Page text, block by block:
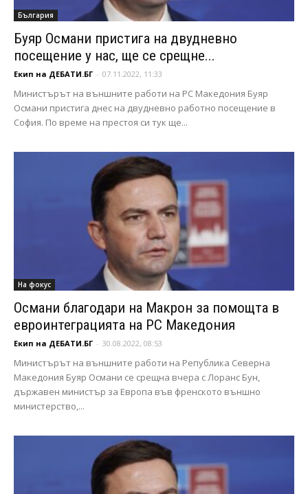
България
Буяр Османи пристига на двудневно
посещение у нас, ще се срещне...
Екип на ДЕБАТИ.БГ - 07.11.2022, 11:33
Министърът на външните работи на РС Македония Буяр
Османи пристига днес на двудневно работно посещение в
София. По време на престоя си тук ще...
На фокус
Османи благодари на Макрон за помощта в
евроинтеграцията на РС Македония
Екип на ДЕБАТИ.БГ - 30.08.2022, 08:53
Министърът на външните работи на Република Северна
Македония Буяр Османи се срещна вчера с Лоранс Бун,
държавен министър за Европа във френското външно
министерство,...